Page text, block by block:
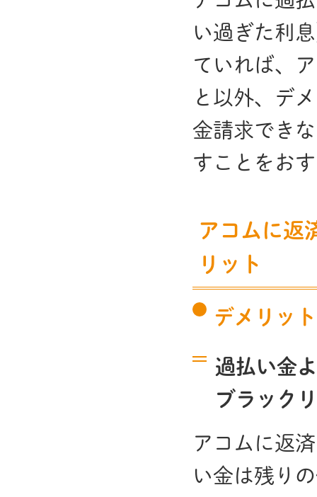
い過ぎた利
ていれば、
と以外、デ
金請求でき
すことをお
アコムに返
リット
デメリット
過払い金
ブラック
アコムに返
い金は残り